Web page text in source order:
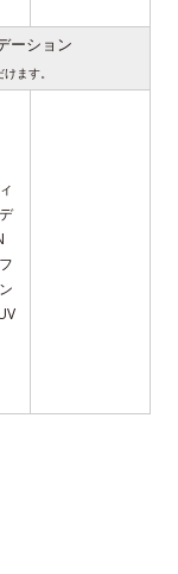
ーション
ます。